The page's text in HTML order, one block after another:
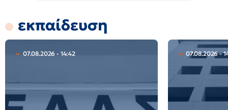
εκπαίδευση
07.08.2026 - 14:42 07.08.2026 -